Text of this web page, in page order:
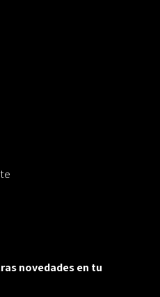
novedades en tu